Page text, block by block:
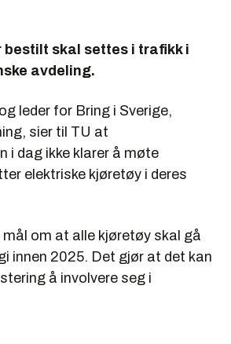
bestilt skal settes i trafikk i
avdeling.
leder for Bring i Sverige,
sier til TU at
i dag ikke klarer å møte
elektriske kjøretøy i deres
om at alle kjøretøy skal gå
innen 2025. Det gjør at det kan
å involvere seg i